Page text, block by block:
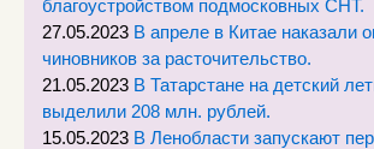
благоустройством подмосковных СНТ.
27.05.2023 В апреле в Китае наказали
чиновников за расточительство.
21.05.2023 В Татарстане на детский
выделили 208 млн. рублей.
15.05.2023 В Ленобласти запускают